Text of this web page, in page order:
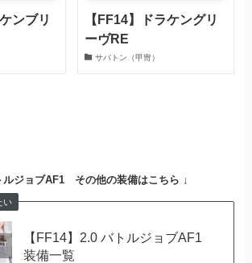
ンブリ
【FF14】ドラケングリ
ーヴRE
サバトン（甲冑）
ルジョブAF1その他の装備はこちら ↓
い
【FF14】2.0 バトルジョブAF1
装備一覧